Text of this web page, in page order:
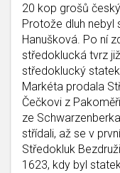
20 kop grošů
Protože dluh nebyl
Hanušková. Po ní
středoklucká tvrz
středoklucký
Markéta prodala
Čečkovi z
ze
střídali, až se v
Středokluk
1623, kdy byl